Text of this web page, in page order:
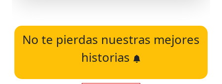
No te pierdas nuestras mejores
historias